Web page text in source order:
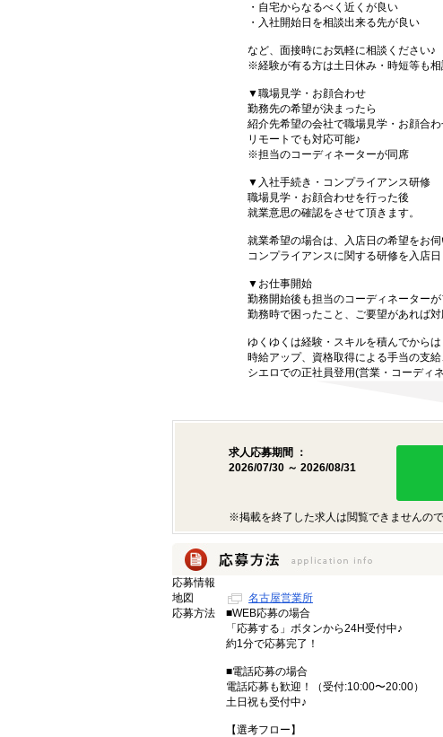
・自宅からなるべく近くが良い
・入社開始日を相談出来る先が良い
など、面接時にお気軽に相談ください♪
※経験が有る方は土日休み・時短等も
▼職場見学・お顔合わせ
勤務先の希望が決まったら
紹介先希望の会社で職場見学・お顔合わ
リモートでも対応可能♪
※担当のコーディネーターが同席
▼入社手続き・コンプライアンス研修
職場見学・お顔合わせを行った後
就業意思の確認をさせて頂きます。
就業希望の場合は、入店日の希望をお伺
コンプライアンスに関する研修を入店日
▼お仕事開始
勤務開始後も担当のコーディネーターが
勤務時で困ったこと、ご要望があれば対
ゆくゆくは経験・スキルを積んでからは
時給アップ、資格取得による手当の支
シエロでの正社員登用(営業・コーディ
求人応募期間 ：
2026/07/30 ～ 2026/08/31
※掲載を終了した求人は閲覧できませんの
応募情報
地図
名古屋営業所
応募方法
■WEB応募の場合
「応募する」ボタンから24H受付中♪
約1分で応募完了！
■電話応募の場合
電話応募も歓迎！（受付:10:00〜20:00）
土日祝も受付中♪
【選考フロー】